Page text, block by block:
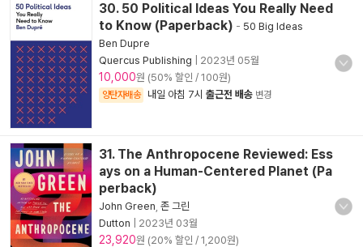
30. 50 Political Ideas You Really Need
to Know (Paperback) - 50 Big Ideas
Ben Dupre
Quercus Publishing
2023년 05월
10,000원 (50% 할인 / 100원)
양탄자배송 내일 아침 7시 출근전 배송 변경
31. The Anthropocene Reviewed: Ess
ays on a Human-Centered Planet (Pa
perback)
John Green 존 그린
Dutton
2023년 03월
23,920원 (20% 할인 / 1,200원)